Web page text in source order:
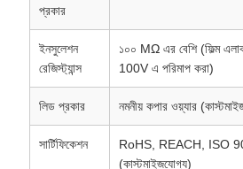
প্রকার
ইনসুলেশন
রেজিস্ট্যান্স
১০০ MΩ এর বেশি (ফিল্ম
100V এ পরিমাপ করা)
লিড প্রকার নমনীয় কপার ওয়্যার
সার্টিফিকেশন
RoHS, REACH, ISO
(কাস্টমাইজযোগ্য)